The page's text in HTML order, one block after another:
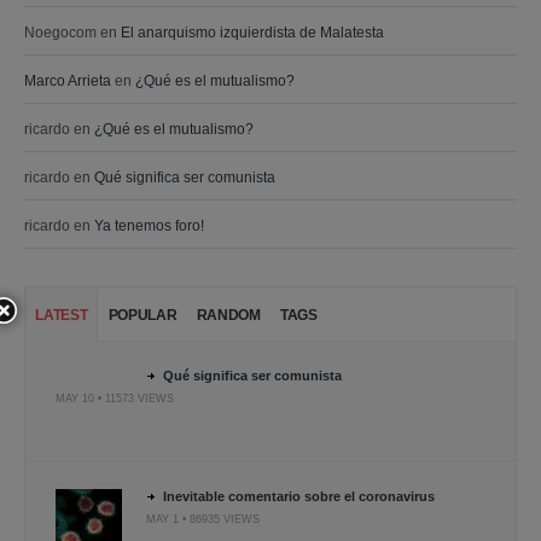
Noegocom en El anarquismo izquierdista de Malatesta
Marco Arrieta en ¿Qué es el mutualismo?
ricardo en ¿Qué es el mutualismo?
ricardo en Qué significa ser comunista
ricardo en Ya tenemos foro!
LATEST POPULAR RANDOM TAGS
Qué significa ser comunista
MAY 10 • 11573 VIEWS
Inevitable comentario sobre el coronavirus
MAY 1 • 86935 VIEWS